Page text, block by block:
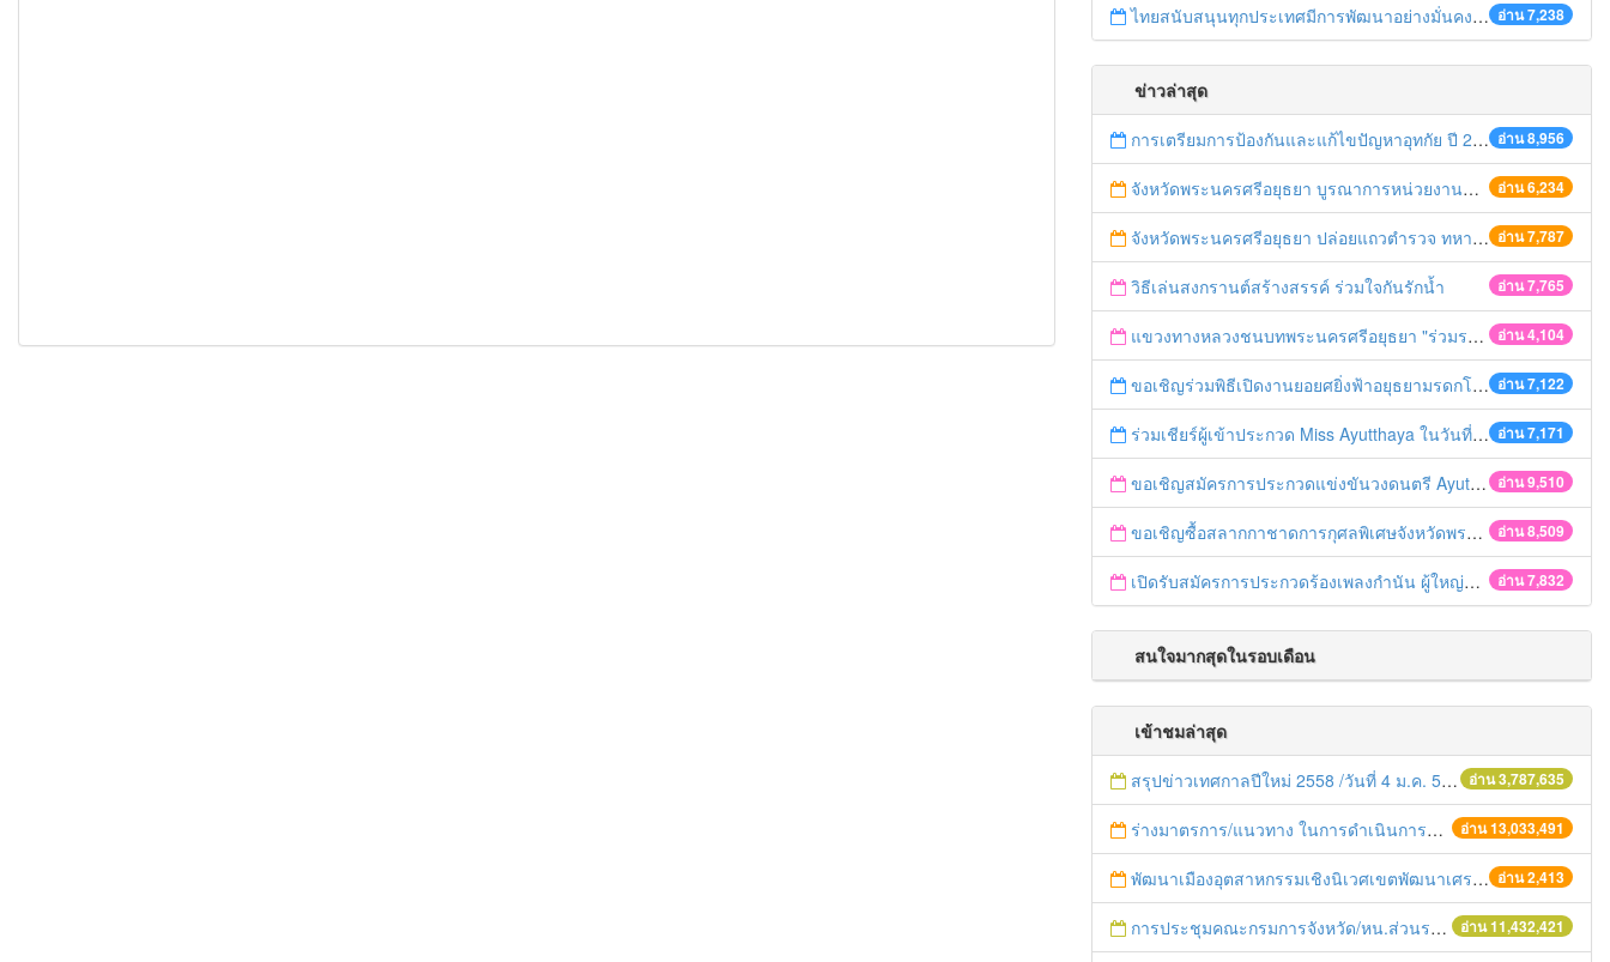
อ่าน 7,238
ไทยสนับสนุนทุกประเทศมีการพัฒนาอย่างมั่นคง มั่งคั่ง ยั่งยืน ในการประชุม Boao Forum for Asia
ข่าวล่าสุด
อ่าน 8,956
การเตรียมการป้องกันและแก้ไขปัญหาอุทกัย ปี 2561
อ่าน 6,234
จังหวัดพระนครศรีอยุธยา บูรณาการหน่วยงานที่เกี่ยวข้อง ลงพื้นที่จัดระเบียบและดำเนินมาตรการตามบทลงโทษสูงสุดกับผู้ประกอบการร้านค้าที่ยังฝ่าฝืนตั้งร้านค้ารุกล้ำเขตพื้นที่ทางหลวง เตรียมความปลอดภัยก่อนเทศกาลสงกรานต์
อ่าน 7,787
จังหวัดพระนครศรีอยุธยา ปล่อยแถวตำรวจ ทหาร ฝ่ายปกครอง กว่า 100 นาย ตรวจเข้มท่ารถสาธารณะ สถานีขนส่งรถโดยสาร วินรถตู้ และสถานีรถไฟ เตรียมรับมือเทศกาลสงกรานต์
อ่าน 7,765
วิธีเล่นสงกรานต์สร้างสรรค์ ร่วมใจกันรักน้ำ
อ่าน 4,104
แขวงทางหลวงชนบทพระนครศรีอยุธยา "ร่วมรณรงค์ ขับช้า เปิดไฟหน้า คาดเข็มขัด" เทศกาลสงกรานต์ ปี 2561
อ่าน 7,122
ขอเชิญร่วมพิธีเปิดงานยอยศยิ่งฟ้าอยุธยามรดกโลก
อ่าน 7,171
ร่วมเชียร์ผู้เข้าประกวด Miss Ayutthaya ในวันที่ 15 ธันวาคม 2560
อ่าน 9,510
ขอเชิญสมัครการประกวดแข่งขันวงดนตรี Ayutthaya battle of the bands
อ่าน 8,509
ขอเชิญซื้อสลากกาชาดการกุศลพิเศษจังหวัดพระนครศรีอยุธยา 2560
อ่าน 7,832
เปิดรับสมัครการประกวดร้องเพลงกำนัน ผู้ใหญ่บ้าน ฯลฯ
สนใจมากสุดในรอบเดือน
เข้าชมล่าสุด
อ่าน 3,787,635
สรุปข่าวเทศกาลปีใหม่ 2558 /วันที่ 4 ม.ค. 58
อ่าน 13,033,491
ร่างมาตรการ/แนวทาง ในการดำเนินการประกอบการตรวจราชการแบบบูรณาการ
อ่าน 2,413
พัฒนาเมืองอุตสาหกรรมเชิงนิเวศเขตพัฒนาเศรษฐกิจพิเศษตาก
อ่าน 11,432,421
การประชุมคณะกรมการจังหวัด/หน.ส่วนราชการประจำเดือน มิถุนายน 2558